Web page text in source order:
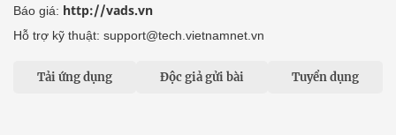
Báo giá: http://vads.vn
Hỗ trợ kỹ thuật: support@tech.vietnamnet.vn
Tải ứng dụng Độc giả gửi bài Tuyển dụng